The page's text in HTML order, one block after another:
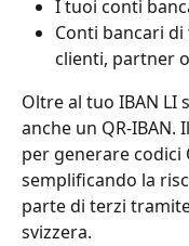
I tuoi conti
Conti bancari
clienti, partner
Oltre al tuo IBAN LI
anche un QR-IBAN.
per generare codici
semplificando la
parte di terzi
svizzera.